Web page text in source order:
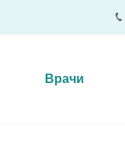
Врачи